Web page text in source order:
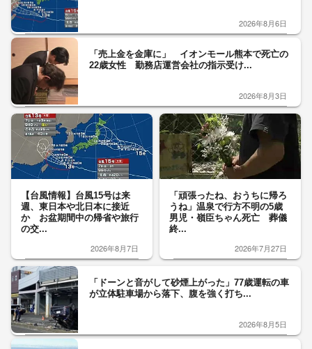
2026年8月6日
「売上金を金庫に」 イオンモール熊本で死亡の
22歳女性 勤務店運営会社の指示受け...
2026年8月3日
【台風情報】台風15号は来
週、東日本や北日本に接近
か お盆期間中の帰省や旅行
の交...
2026年8月7日
「頑張ったね、おうちに帰ろ
うね」温泉で行方不明の5歳
男児・嶺臣ちゃん死亡 葬儀
終...
2026年7月27日
「ドーンと音がして砂煙上がった」77歳運転の車
が立体駐車場から落下、腹を強く打ち...
2026年8月5日